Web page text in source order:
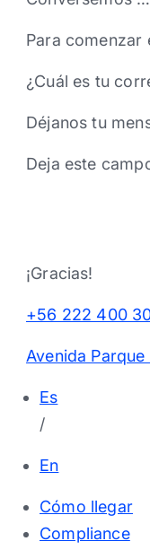
Para comenzar
¿Cuál es tu
Déjanos tu
Deja este
¡Gracias!
+56 222 400
Avenida
Es
/
En
Cómo llegar
Compliance